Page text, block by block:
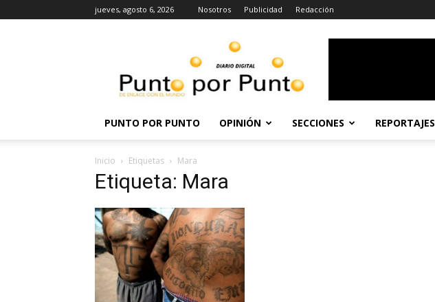
jueves, agosto 6, 2026 Nosotros Publicidad Redacción
Punto
PUNTO POR PUNTO OPINIÓN SECCIONES REPORTAJES
Inicio Etiquetas Mara
Etiqueta: Mara